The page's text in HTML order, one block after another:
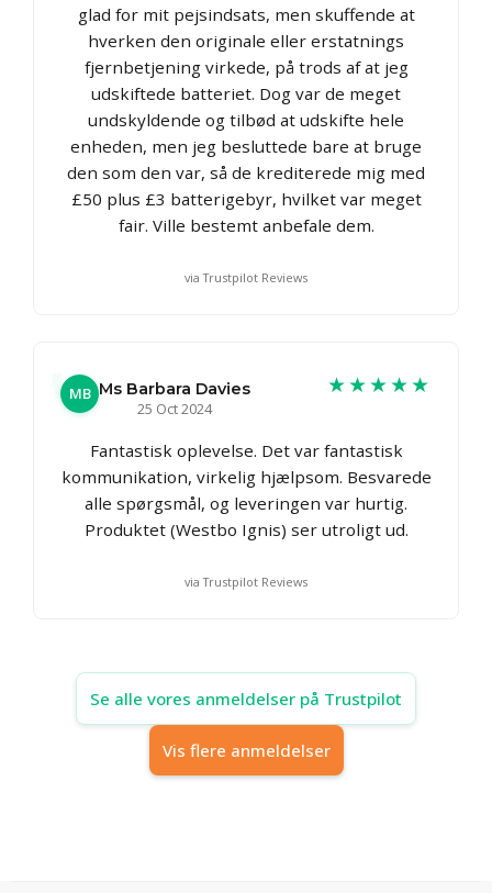
glad for mit pejsindsats, men skuffende at
hverken den originale eller erstatnings
fjernbetjening virkede, på trods af at jeg
udskiftede batteriet. Dog var de meget
undskyldende og tilbød at udskifte hele
enheden, men jeg besluttede bare at bruge
den som den var, så de krediterede mig med
£50 plus £3 batterigebyr, hvilket var meget
fair. Ville bestemt anbefale dem.
via Trustpilot Reviews
MB Ms Barbara Davies
25 Oct 2024
★★★★★
Fantastisk oplevelse. Det var fantastisk
kommunikation, virkelig hjælpsom. Besvarede
alle spørgsmål, og leveringen var hurtig.
Produktet (Westbo Ignis) ser utroligt ud.
via Trustpilot Reviews
Se alle vores anmeldelser på Trustpilot
Vis flere anmeldelser